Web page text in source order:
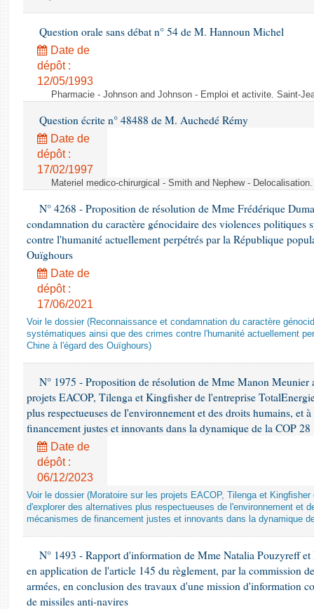
Question orale sans débat n° 54 de M. Hannoun Michel
Date de
dépôt :
12/05/1993
Pharmacie - Johnson and Johnson - Emploi et activite. Saint-
Question écrite n° 48488 de M. Auchedé Rémy
Date de
dépôt :
17/02/1997
Materiel medico-chirurgical - Smith and Nephew -
N° 4268 - Proposition de résolution de Mme Frédérique
condamnation du caractère génocidaire des violences politiques
contre l'humanité actuellement perpétrés par la République
Ouïghours
Date de
dépôt :
17/06/2021
Voir le dossier (Reconnaissance et condamnation du caractère
systématiques ainsi que des crimes contre l'humanité actuellement
Chine à l'égard des Ouïghours)
N° 1975 - Proposition de résolution de Mme Manon Meunier
projets EACOP, Tilenga et Kingfisher de l'entreprise
plus respectueuses de l'environnement et des droits humains, et
financement justes et innovants dans la dynamique de la COP 28
Date de
dépôt :
06/12/2023
Voir le dossier (Moratoire sur les projets EACOP, Tilenga et
d'explorer des alternatives plus respectueuses de l'environnement et
mécanismes de financement justes et innovants dans la dynamique
N° 1493 - Rapport d'information de Mme Natalia Pouzyreff
en application de l'article 145 du règlement, par la commission
armées, en conclusion des travaux d'une mission d'information
de missiles anti-navires